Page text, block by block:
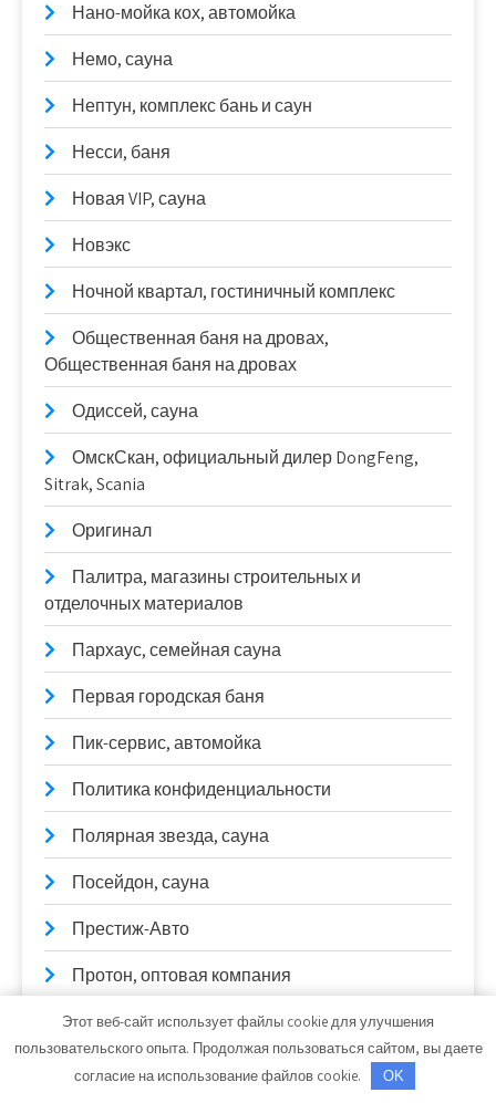
Нано-мойка кох, автомойка
Немо, сауна
Нептун, комплекс бань и саун
Несси, баня
Новая VIP, сауна
Новэкс
Ночной квартал, гостиничный комплекс
Общественная баня на дровах,
Общественная баня на дровах
Одиссей, сауна
ОмскСкан, официальный дилер DongFeng,
Sitrak, Scania
Оригинал
Палитра, магазины строительных и
отделочных материалов
Пархаус, семейная сауна
Первая городская баня
Пик-сервис, автомойка
Политика конфиденциальности
Полярная звезда, сауна
Посейдон, сауна
Престиж-Авто
Протон, оптовая компания
Путь, автомойка
Пушкинский мост, сауна
Этот веб-сайт использует файлы cookie для улучшения
пользовательского опыта. Продолжая пользоваться сайтом, вы даете
согласие на использование файлов cookie.
OK